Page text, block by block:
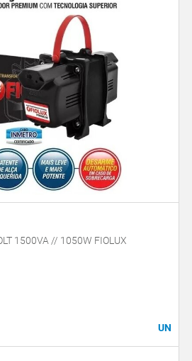
1500VA // 1050W FIOLUX
UN